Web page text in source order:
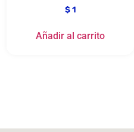
$1
Añadir al carrito